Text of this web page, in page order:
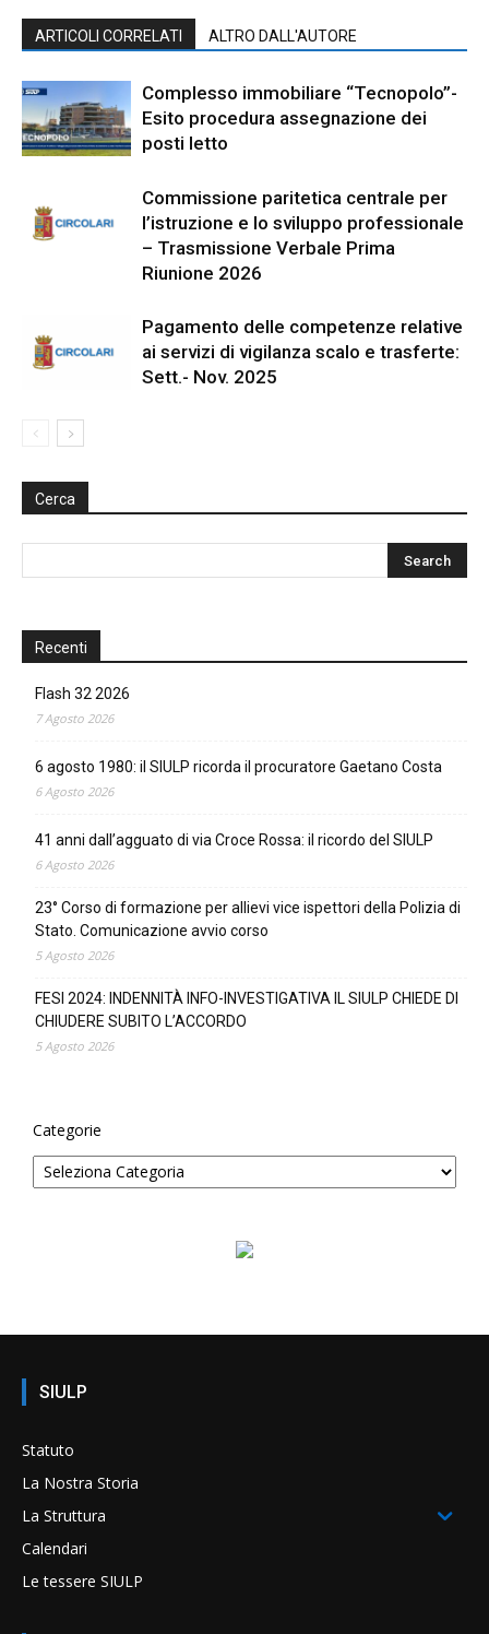
ARTICOLI CORRELATI ALTRO DALL'AUTORE
Complesso immobiliare “Tecnopolo”-
Esito procedura assegnazione dei
posti letto
Commissione paritetica centrale per
l’istruzione e lo sviluppo professionale
– Trasmissione Verbale Prima
Riunione 2026
Pagamento delle competenze relative
ai servizi di vigilanza scalo e trasferte:
Sett.- Nov. 2025
Cerca
Recenti
Flash 32 2026
7 Agosto 2026
6 agosto 1980: il SIULP ricorda il procuratore Gaetano Costa
6 Agosto 2026
41 anni dall’agguato di via Croce Rossa: il ricordo del SIULP
6 Agosto 2026
23° Corso di formazione per allievi vice ispettori della Polizia di
Stato. Comunicazione avvio corso
5 Agosto 2026
FESI 2024: INDENNITÀ INFO-INVESTIGATIVA IL SIULP CHIEDE DI
CHIUDERE SUBITO L’ACCORDO
5 Agosto 2026
Categorie
SIULP
Statuto
La Nostra Storia
La Struttura
Calendari
Le tessere SIULP